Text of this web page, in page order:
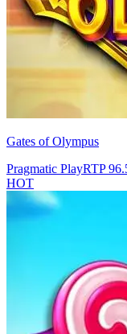
Gates of Olympus
Pragmatic PlayRTP
HOT